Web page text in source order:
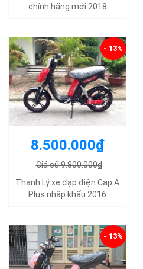
chính hãng mới 2018
- 13%
8.500.000₫
Giá cũ:9.800.000₫
Thanh Lý xe đạp điện Cap A
Plus nhập khẩu 2016
- 13%